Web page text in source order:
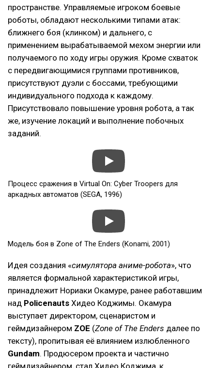
пространстве. Управляемые игроком боевые
роботы, обладают несколькими типами атак:
ближнего боя (клинком) и дальнего, с
применением вырабатываемой мехом энергии или
получаемого по ходу игры оружия. Кроме схваток
с передвигающимися группами противников,
присутствуют дуэли с боссами, требующими
индивидуального подхода к каждому.
Присутствовало повышение уровня робота, а так
же, изучение локаций и выполнение побочных
заданий.
Процесс сражения в Virtual On: Cyber Troopers для
аркадных автоматов (SEGA, 1996)
Модель боя в Zone of The Enders (Konami, 2001)
Идея создания «симулятора аниме-робота», что
является формальной характеристикой игры,
принадлежит Нориаки Окамуре, ранее работавшим
над Policenauts Хидео Коджимы. Окамура
выступает директором, сценаристом и
геймдизайнером ZOE (Zone of The Enders далее по
тексту), пропитывая её влиянием излюбленного
Gundam. Продюсером проекта и частично
геймдизайнером, стал Хидео Коджима, к